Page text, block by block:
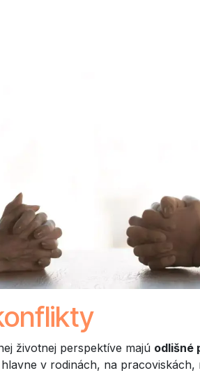
životnej perspektíve majú odlišné
v rodinách, na